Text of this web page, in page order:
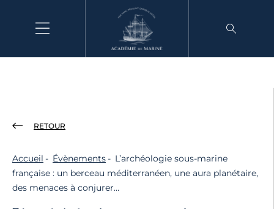
RETOUR
Accueil Évènements
L’archéologie sous-marine
française : un berceau méditerranéen, une aura planétaire,
des menaces à conjurer…